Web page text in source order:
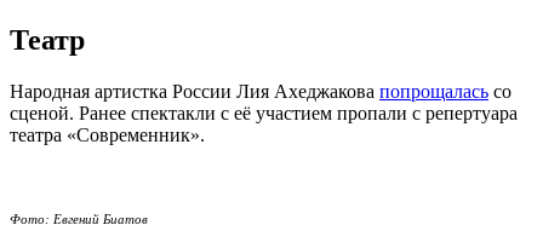
Театр
Народная артистка России Лия Ахеджакова попрощалась со
сценой. Ранее спектакли с её участием пропали с репертуара
театра «Современник».
Фото: Евгений Биатов